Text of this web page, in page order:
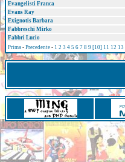
Evangelisti Franca
Evans Ray
Exignotis Barbara
Fabbreschi Mirko
Fabbri Lucio
Prima - Precedente - 1 2 3 4 5 6 7 8 9 [10] 11 12 13